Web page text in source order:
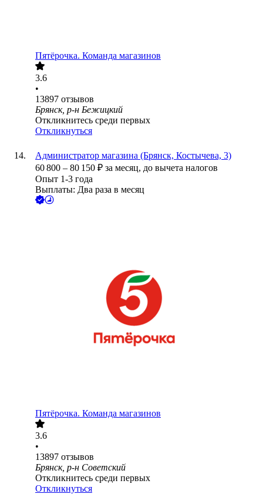
Пятёрочка. Команда магазинов
3.6
•
13897 отзывов
Брянск, р-н Бежицкий
Откликнитесь среди первых
Откликнуться
Администратор магазина (Брянск, Костычева, 3)
60 800 – 80 150 ₽ за месяц, до вычета налогов
Опыт 1-3 года
Выплаты: Два раза в месяц
Пятёрочка. Команда магазинов
3.6
•
13897 отзывов
Брянск, р-н Советский
Откликнитесь среди первых
Откликнуться